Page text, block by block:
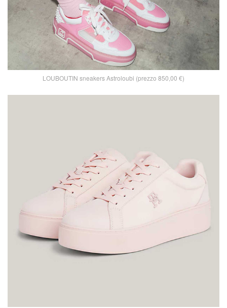
LOUBOUTIN sneakers Astroloubi (prezzo 850,00 €)